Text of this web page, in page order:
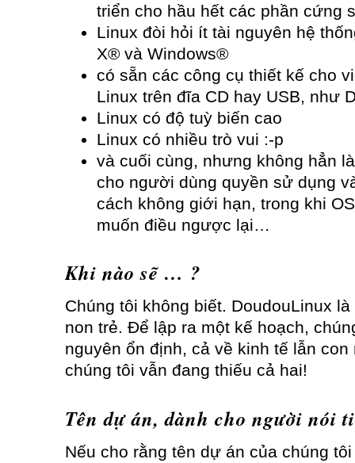
triển cho hầu hết các phần cứng
Linux đòi hỏi ít tài nguyên hệ
X® và Windows®
có sẵn các công cụ thiết kế cho
Linux trên đĩa CD hay USB, như
Linux có độ tuỳ biến cao
Linux có nhiều trò vui :-p
và cuối cùng, nhưng không hẳn
cho người dùng quyền sử dụng
cách không giới hạn, trong khi
muốn điều ngược lại…
Khi nào sẽ … ?
Chúng tôi không biết. DoudouLinux
non trẻ. Để lập ra một kế hoạch,
nguyên ổn định, cả về kinh tế lẫn
chúng tôi vẫn đang thiếu cả hai!
Tên dự án, dành cho người nói
Nếu cho rằng tên dự án của chúng